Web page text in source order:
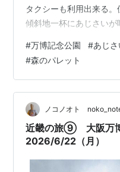
タクシーも利用出来る
傾斜地一杯にあじさいが
は過ぎたのかな。２日前
やや薄いような･･･ 見覚
てるが、此れはやや平
と言われなければ気付
接近。 赤っぽいあじさ
る。 柄にも…
#万博記念公園 #あじさ
#森のパレット
ノコノオト
近畿の旅⑨ 大阪
2026/6/22（月）